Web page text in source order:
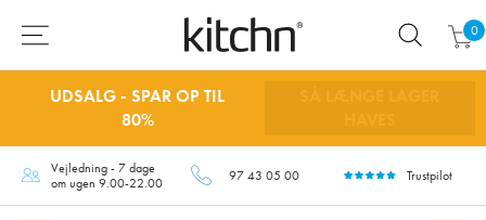
0
UDSALG - SPAR OP TIL
80%
Vejledning - 7 dage
om ugen 9.00-22.00
97 43 05 00 Trustpilot